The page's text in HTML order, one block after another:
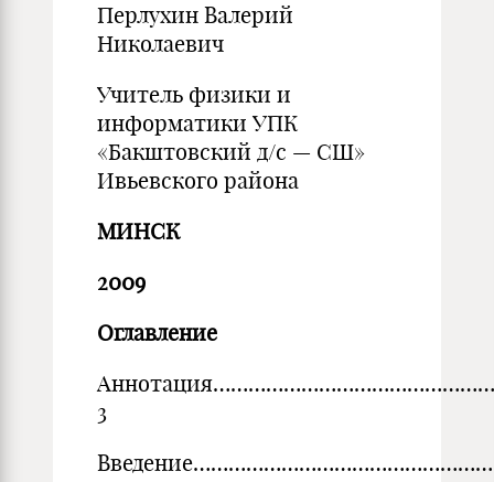
Перлухин Валерий
Николаевич
Учитель физики и
информатики УПК
«Бакштовский д/с — СШ»
Ивьевского района
МИНСК
2009
Оглавление
3